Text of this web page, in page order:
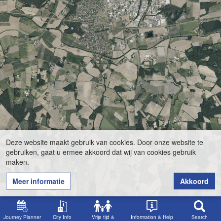
Journey Planner City Info
Vrije tijd &
Information & Help Search
Deze website maakt gebruik van cookies. Door onze website te
gebruiken, gaat u ermee akkoord dat wij van cookies gebruik
maken.
Meer informatie
Akkoord